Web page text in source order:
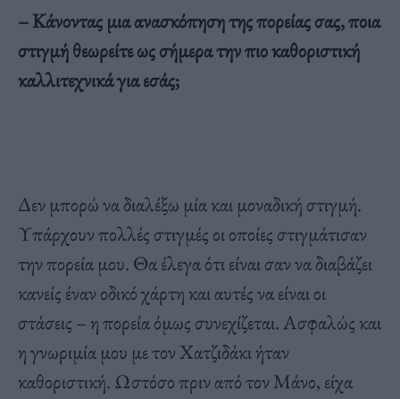
– Κάνοντας μια ανασκόπηση της πορείας σας, ποια
στιγμή θεωρείτε ως σήμερα την πιο καθοριστική
καλλιτεχνικά για εσάς;
Δεν μπορώ να διαλέξω μία και μοναδική στιγμή.
Υπάρχουν πολλές στιγμές οι οποίες στιγμάτισαν
την πορεία μου. Θα έλεγα ότι είναι σαν να διαβάζει
κανείς έναν οδικό χάρτη και αυτές να είναι οι
στάσεις – η πορεία όμως συνεχίζεται. Ασφαλώς και
η γνωριμία μου με τον Χατζιδάκι ήταν
καθοριστική. Ωστόσο πριν από τον Μάνο, είχα